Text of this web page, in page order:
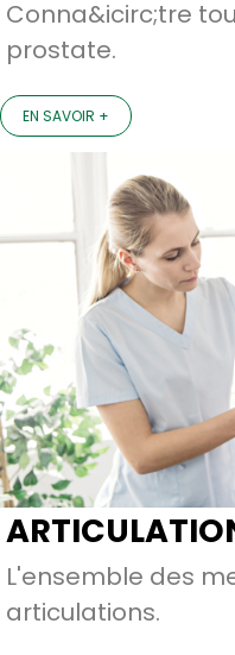
Conna&icirc;tre
prostate.
EN SAVOIR +
L'ensemble des
articulations.